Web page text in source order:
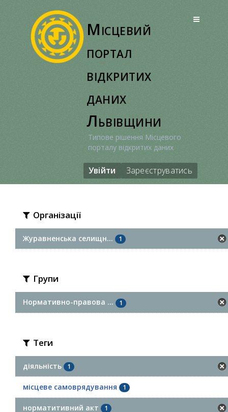
Місцевий
портал
відкритих
даних
Львівщини
Типове рішення Місцевого
порталу відкритих даних
Увійти Зареєструватись
Організації
Журавненська селищн... 1
Групи
Нормативно-правова ... 1
Теги
діяльність 1
місцеве самоврядування 1
норматитивний акт 1